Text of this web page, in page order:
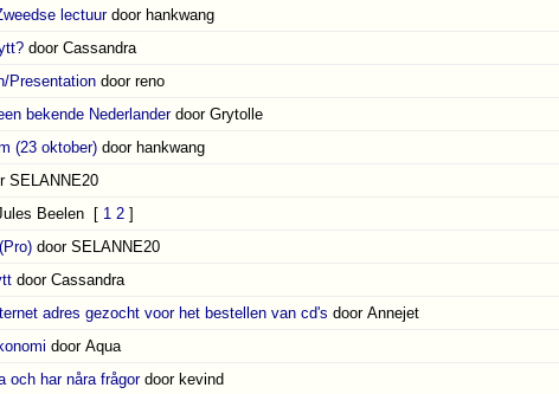
lectuur door hankwang
door Cassandra
Presentation door reno
bekende Nederlander door Grytolle
(23 oktober) door hankwang
SELANNE20
Beelen[ 1 2]
door SELANNE20
door Cassandra
adres gezocht voor het bestellen van cd's door Annejet
door Aqua
och har nåra frågor door kevind